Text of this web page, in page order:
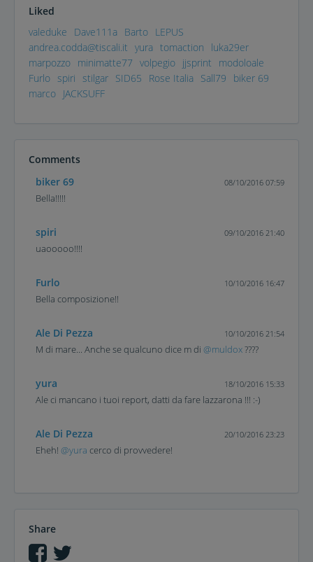
Liked
valeduke
Dave111a Barto LEPUS
andrea.codda@tiscali.it yura tomaction
luka29er
marpozzo minimatte77 volpegio jjsprint
modoloale
Furlo spiri stilgar SID65 Rose Italia Sall79
biker 69
marco JACKSUFF
Comments
08/10/2016 07:59
biker 69
Bella!!!!!
09/10/2016 21:40
spiri
uaooooo!!!!
10/10/2016 16:47
Furlo
Bella composizione!!
10/10/2016 21:54
Ale Di Pezza
M di mare... Anche se qualcuno dice m di @muldox????
18/10/2016 15:33
yura
Ale ci mancano i tuoi report, datti da fare lazzarona !!! :-)
20/10/2016 23:23
Ale Di Pezza
Eheh! @yura cerco di provvedere!
Share